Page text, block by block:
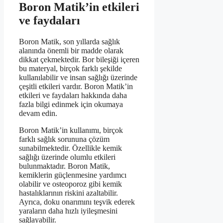
Boron Matik’in etkileri
ve faydaları
Boron Matik, son yıllarda sağlık
alanında önemli bir madde olarak
dikkat çekmektedir. Bor bileşiği içeren
bu materyal, birçok farklı şekilde
kullanılabilir ve insan sağlığı üzerinde
çeşitli etkileri vardır. Boron Matik’in
etkileri ve faydaları hakkında daha
fazla bilgi edinmek için okumaya
devam edin.
Boron Matik’in kullanımı, birçok
farklı sağlık sorununa çözüm
sunabilmektedir. Özellikle kemik
sağlığı üzerinde olumlu etkileri
bulunmaktadır. Boron Matik,
kemiklerin güçlenmesine yardımcı
olabilir ve osteoporoz gibi kemik
hastalıklarının riskini azaltabilir.
Ayrıca, doku onarımını teşvik ederek
yaraların daha hızlı iyileşmesini
sağlayabilir.